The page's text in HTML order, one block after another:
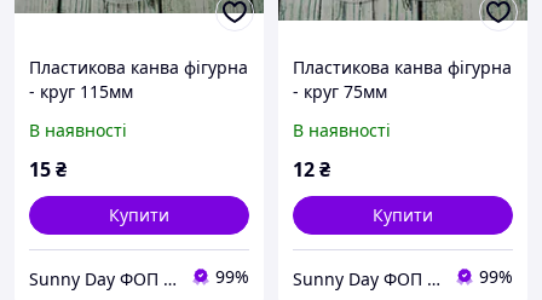
Пластикова канва фігурна
- круг 115мм
В наявності
15₴
Купити
Sunny Day ФОП Пода Анастасія Ігорівна 99%
Пластикова канва фігурна
- круг 75мм
В наявності
12₴
Купити
Sunny Day ФОП Пода Анастасія Ігорівна 99%